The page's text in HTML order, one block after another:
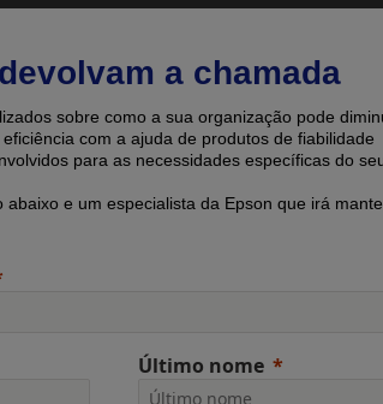
a chamada
sobre como a sua organização pode
com a ajuda de produtos de fiabilidade
para as necessidades específicas do
abaixo e um especialista da Epson que irá
Último nome